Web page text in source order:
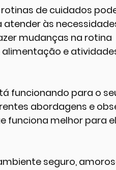
de cuidados
às
mudanças na rotina
alimentação e
funcionando para o
abordagens e
funciona melhor para
seguro,